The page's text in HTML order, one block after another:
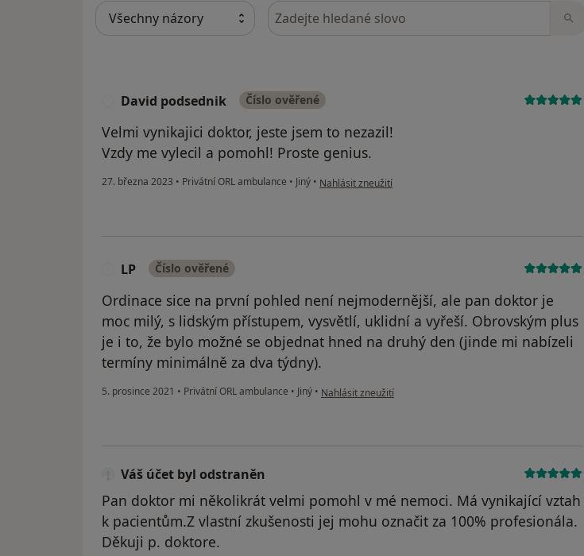
Hledejte v názorech
David podsednik Číslo ověřené
Velmi vynikajici doktor, jeste jsem to nezazil!
Vzdy me vylecil a pomohl! Proste genius.
27. března 2023 • Privátní ORL ambulance • Jiný • podle názoru uživatele David podsednik
Nahlásit zneužití
LP Číslo ověřené
Ordinace sice na první pohled není nejmodernější, ale pan doktor je
moc milý, s lidským přístupem, vysvětlí, uklidní a vyřeší. Obrovským plus
je i to, že bylo možné se objednat hned na druhý den (jinde mi nabízeli
termíny minimálně za dva týdny).
5. prosince 2021 • Privátní ORL ambulance • Jiný • podle názoru uživatele LP
Nahlásit zneužití
Váš účet byl odstraněn
Pan doktor mi několikrát velmi pomohl v mé nemoci. Má vynikající vztah
k pacientům.Z vlastní zkušenosti jej mohu označit za 100% profesionála.
Děkuji p. doktore.